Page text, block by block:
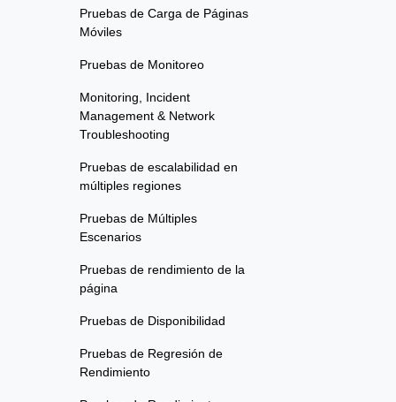
Pruebas de Carga de Páginas
Móviles
Pruebas de Monitoreo
Monitoring, Incident
Management & Network
Troubleshooting
Pruebas de escalabilidad en
múltiples regiones
Pruebas de Múltiples
Escenarios
Pruebas de rendimiento de la
página
Pruebas de Disponibilidad
Pruebas de Regresión de
Rendimiento